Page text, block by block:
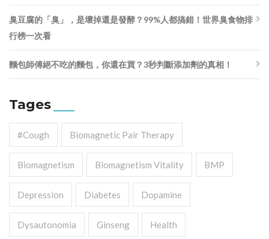
臭豆腐的「臭」，是壞掉還是發酵？99%人都搞錯！世界臭食物排
行榜一次看
麵包師傅絕不吃的麵包，你還在買？3秒判斷添加劑的真相！
Tages
#cough Biomagnetic Pair Therapy
Biomagnetism Biomagnetism Vitality BMP
Depression Diabetes Dopamine
Dysautonomia Ginseng Health